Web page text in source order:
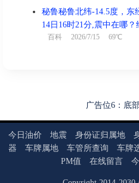
秘鲁秘鲁北纬-14.5度，东
14日16时21分,震中在哪
百科 2026/7/15 69℃
广告位6：底
今日油价 地震 身份证归属地
器
车牌属地 车管所查询 车牌
PM值
在线留言